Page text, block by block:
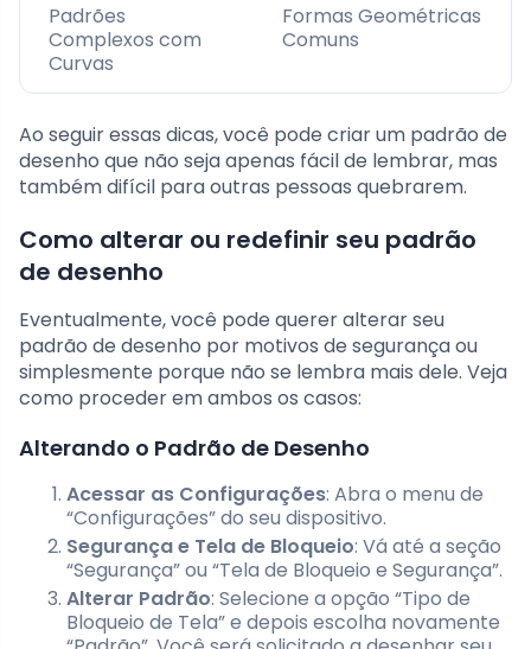
Padrões
Complexos com
Curvas
Formas Geométricas
Comuns
Ao seguir essas dicas, você pode criar um padrão de
desenho que não seja apenas fácil de lembrar, mas
também difícil para outras pessoas quebrarem.
Como alterar ou redefinir seu padrão
de desenho
Eventualmente, você pode querer alterar seu
padrão de desenho por motivos de segurança ou
simplesmente porque não se lembra mais dele. Veja
como proceder em ambos os casos:
Alterando o Padrão de Desenho
Acessar as Configurações: Abra o menu de
“Configurações” do seu dispositivo.
Segurança e Tela de Bloqueio: Vá até a seção
“Segurança” ou “Tela de Bloqueio e Segurança”.
Alterar Padrão: Selecione a opção “Tipo de
Bloqueio de Tela” e depois escolha novamente